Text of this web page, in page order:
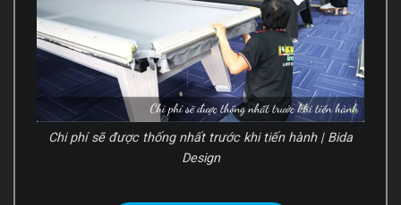
Chi phí sẽ được thống nhất trước khi tiến hành | Bida
Design